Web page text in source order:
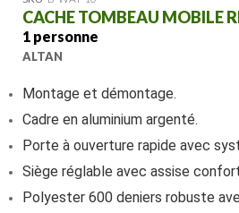
CACHE TOMBEAU MOBILE
1 personne
ALTAN
Montage et démontage.
Cadre en aluminium argenté.
Porte à ouverture rapide avec
Siège réglable avec assise
Polyester 600 deniers robuste